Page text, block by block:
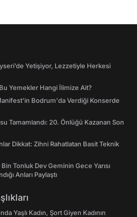
Yetişiyor, Lezzetiyle Herkesi
Yemekler Hangi İlimize Ait?
Bodrum'da Verdiği Konserde
Tamamlandı: 20. Önlüğü Kazanan Son
Dikkat: Zihni Rahatlatan Basit Teknik
Tonluk Dev Geminin Gece Yarısı
Anları Paylaştı
Yaşlı Kadın, Şort Giyen Kadının